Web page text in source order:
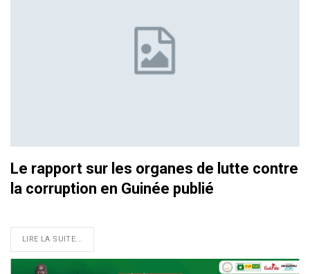
Le rapport sur les organes de lutte contre
la corruption en Guinée publié
LIRE LA SUITE...